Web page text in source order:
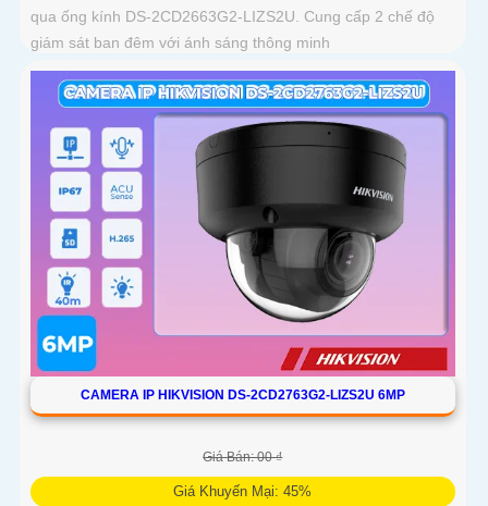
qua ống kính DS-2CD2663G2-LIZS2U. Cung cấp 2 chế độ
giám sát ban đêm với ánh sáng thông minh
CAMERA IP HIKVISION DS-2CD2763G2-LIZS2U 6MP
Giá Bán: 00 ₫
Giá Khuyến Mại: 45%